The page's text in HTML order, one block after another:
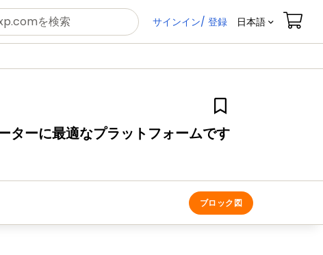
サインイン/ 登録 日本語
ーに最適なプラットフォームです
ブロック図